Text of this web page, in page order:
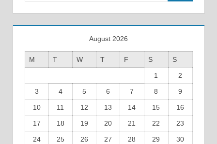
August 2026
M T W T F S S
1 2
3 4 5 6 7 8 9
10 11 12 13 14 15 16
17 18 19 20 21 22 23
24 25 26 27 28 29 30